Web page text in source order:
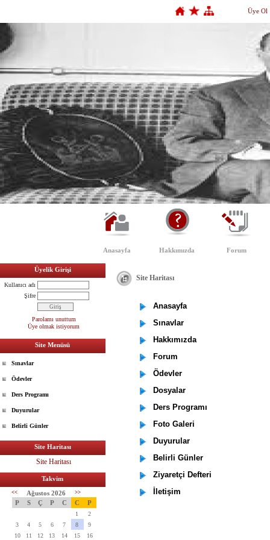
Üye Ol
Anasayfa Hakkımızda Forum
Üyelik Girişi
Kullanıcı adı
Şifre
Parolamı unuttum
Üye olmak istiyorum
Site Menüsü
Sınavlar
Ödevler
Ders Programı
Duyurular
Belirli Günler
Site Haritası
Site Haritası
Takvim
<< Ağustos 2026 >>
P S Ç P C C P
1
2
3
4 5 6 7 8
9
10
11 12 13 14 15
16
Site Haritası
Anasayfa
Sınavlar
Hakkımızda
Forum
Ödevler
Dosyalar
Ders Programı
Foto Galeri
Duyurular
Belirli Günler
Ziyaretçi Defteri
İletişim